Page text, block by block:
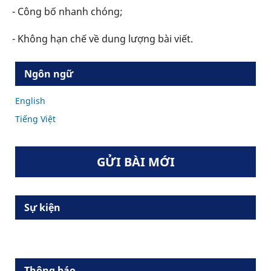
- Công bố nhanh chóng;
- Không hạn chế về dung lượng bài viết.
Ngôn ngữ
English
Tiếng Việt
GỬI BÀI MỚI
Sự kiện